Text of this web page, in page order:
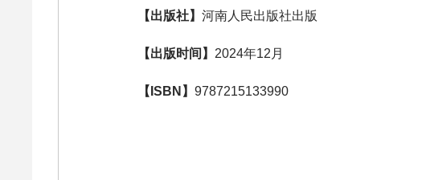
【出版社】河南人民出版社出版
【出版时间】 2024年12月
【ISBN】9787215133990